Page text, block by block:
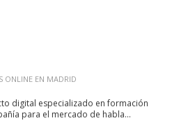
ONLINE EN MADRID
digital especializado en formación
para el mercado de habla...